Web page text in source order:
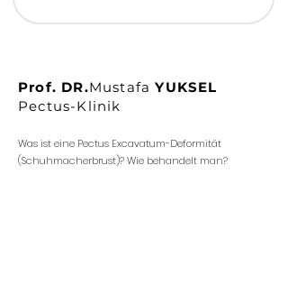
Prof. DR.Mustafa YUKSEL
Pectus-Klinik
Was ist eine Pectus Excavatum-Deformität
(Schuhmacherbrust)? Wie behandelt man?